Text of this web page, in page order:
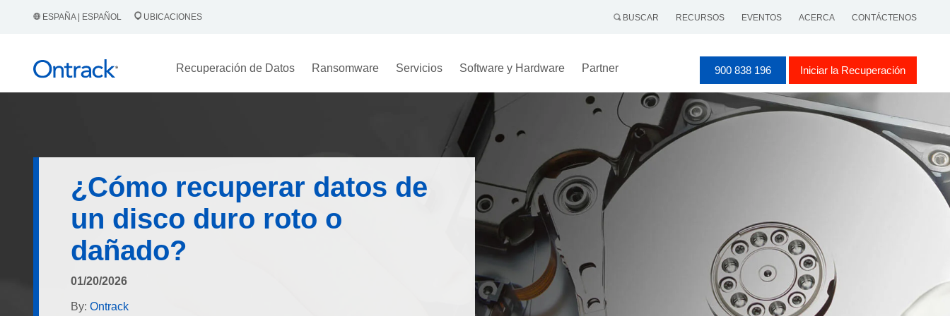
ESPAÑA | ESPAÑOL UBICACIONES BUSCAR RECURSOS EVENTOS ACERCA CONTÁCTENOS
Recuperación de Datos Ransomware Servicios Software y Hardware Partner 900 838 196 Iniciar la Recuperación
¿Cómo recuperar datos de
un disco duro roto o
dañado?
01/20/2026
By: Ontrack